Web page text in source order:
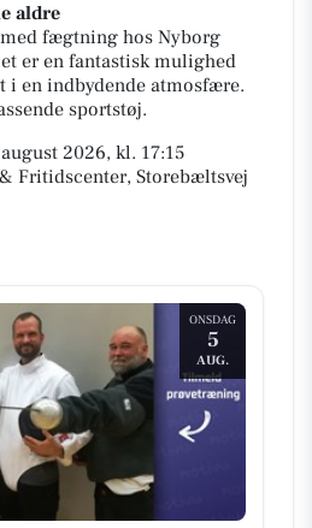
aldre
fægtning hos Nyborg
er en fantastisk mulighed
i en indbydende atmosfære.
sportstøj.
2026, kl. 17:15
Fritidscenter, Storebæltsvej
ONSDAG
5
AUG.